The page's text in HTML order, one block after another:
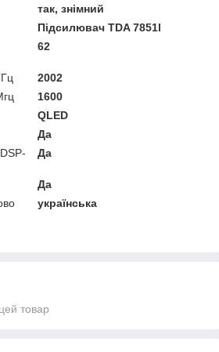
так, знімний
Підсилювач TDA 7851l
62
2002
1600
QLED
Да
Да
Да
українська
товар